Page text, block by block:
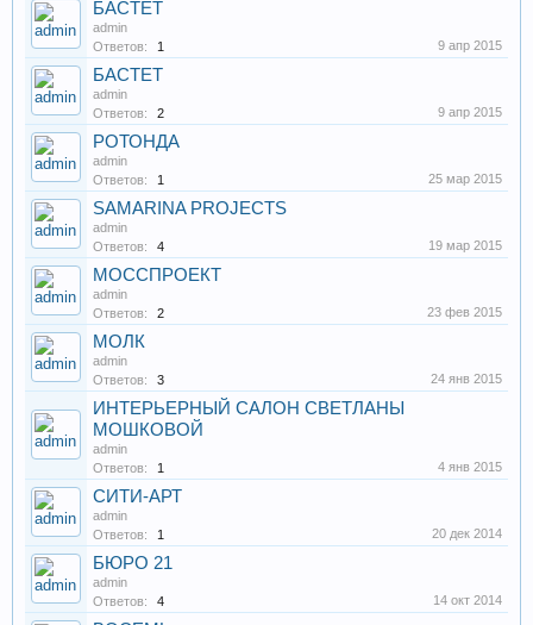
БАСТЕТ
admin
Ответов:
1 9 апр 2015
БАСТЕТ
admin
Ответов:
2 9 апр 2015
РОТОНДА
admin
Ответов:
1 25 мар 2015
SAMARINA PROJECTS
admin
Ответов:
4 19 мар 2015
МОССПРОЕКТ
admin
Ответов:
2 23 фев 2015
МОЛК
admin
Ответов:
3 24 янв 2015
ИНТЕРЬЕРНЫЙ САЛОН СВЕТЛАНЫ
МОШКОВОЙ
admin
Ответов:
1 4 янв 2015
СИТИ-АРТ
admin
Ответов:
1 20 дек 2014
БЮРО 21
admin
Ответов:
4 14 окт 2014